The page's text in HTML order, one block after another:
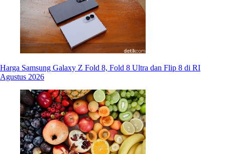
Harga Samsung Galaxy Z Fold 8, Fold 8 Ultra dan Flip 8 di RI
Agustus 2026